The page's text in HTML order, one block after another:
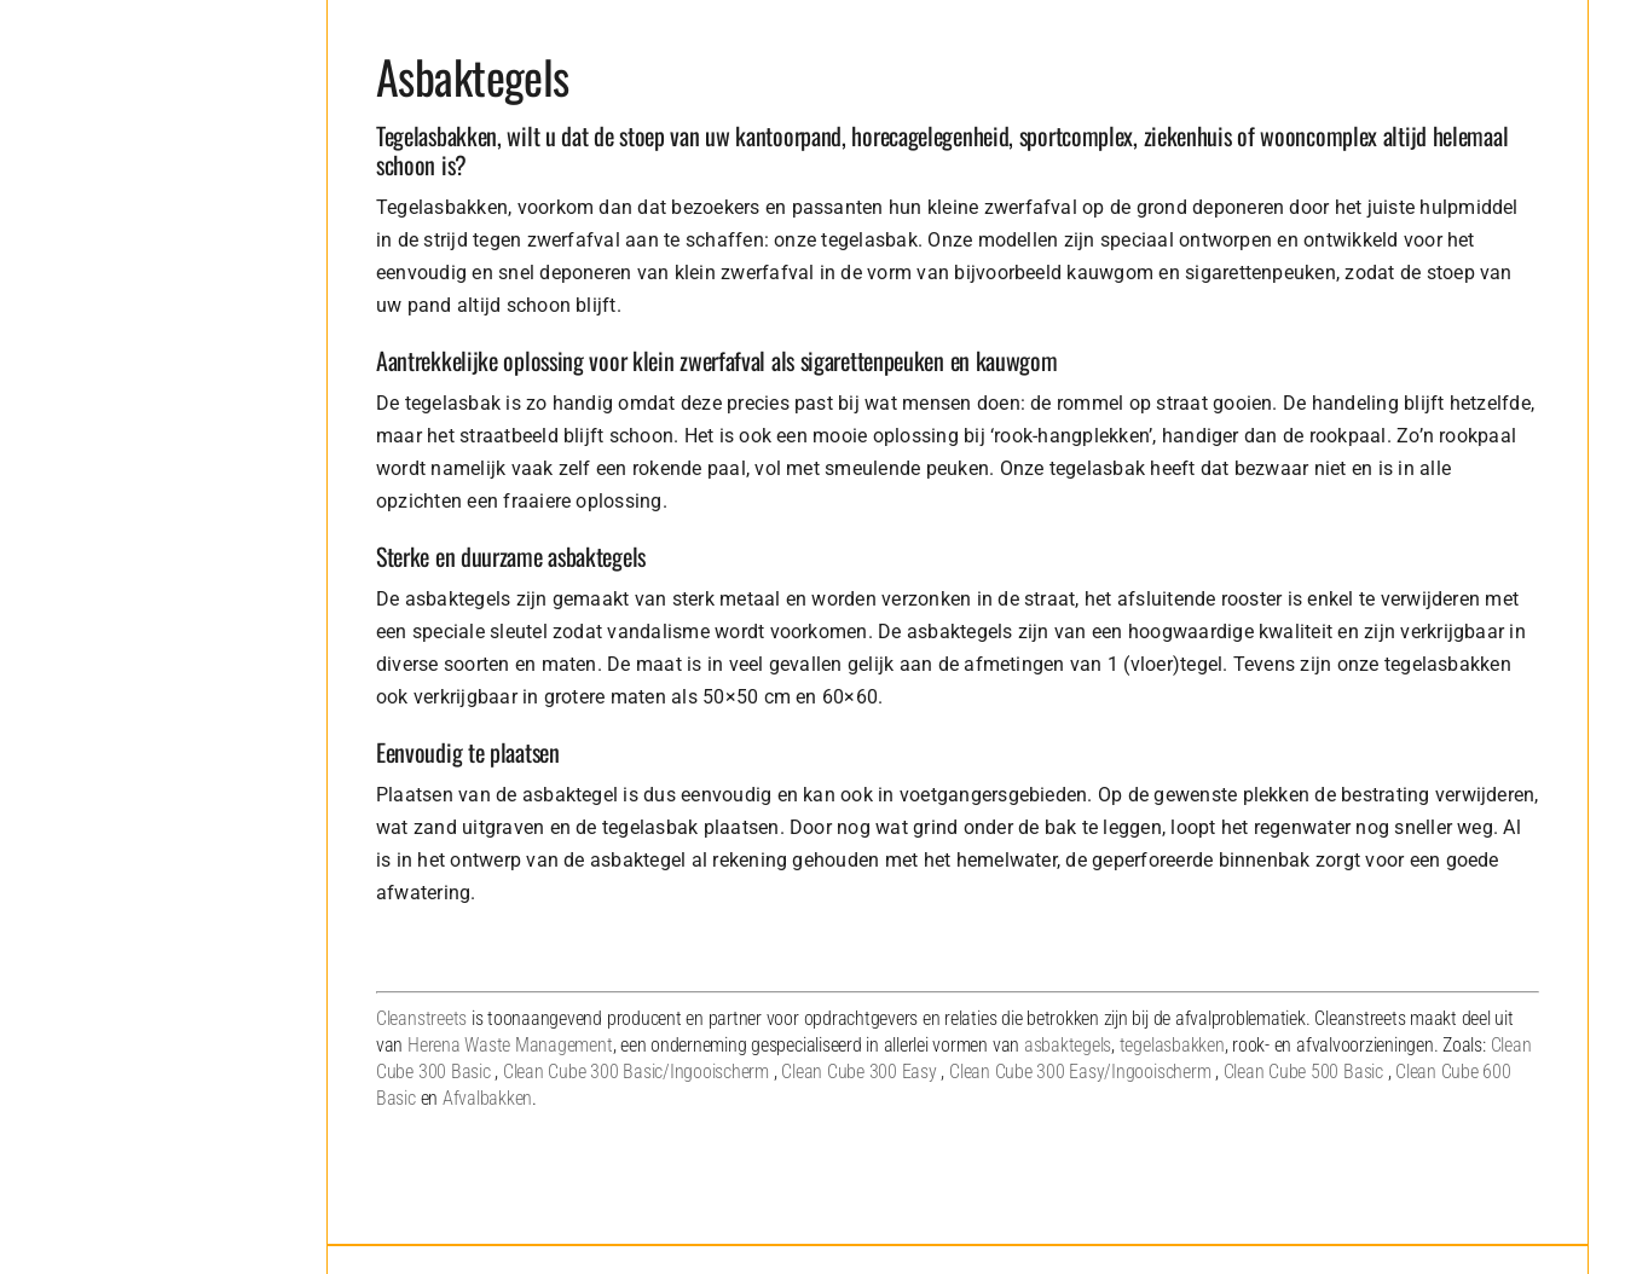
Asbaktegels
Tegelasbakken, wilt u dat de stoep van uw kantoorpand, horecagelegenheid, sportcomplex, ziekenhuis of wooncomplex altijd helemaal
schoon is?
Tegelasbakken, voorkom dan dat bezoekers en passanten hun kleine zwerfafval op de grond deponeren door het juiste hulpmiddel
in de strijd tegen zwerfafval aan te schaffen: onze tegelasbak. Onze modellen zijn speciaal ontworpen en ontwikkeld voor het
eenvoudig en snel deponeren van klein zwerfafval in de vorm van bijvoorbeeld kauwgom en sigarettenpeuken, zodat de stoep van
uw pand altijd schoon blijft.
Aantrekkelijke oplossing voor klein zwerfafval als sigarettenpeuken en kauwgom
De tegelasbak is zo handig omdat deze precies past bij wat mensen doen: de rommel op straat gooien. De handeling blijft hetzelfde,
maar het straatbeeld blijft schoon. Het is ook een mooie oplossing bij ‘rook-hangplekken’, handiger dan de rookpaal. Zo’n rookpaal
wordt namelijk vaak zelf een rokende paal, vol met smeulende peuken. Onze tegelasbak heeft dat bezwaar niet en is in alle
opzichten een fraaiere oplossing.
Sterke en duurzame asbaktegels
De asbaktegels zijn gemaakt van sterk metaal en worden verzonken in de straat, het afsluitende rooster is enkel te verwijderen met
een speciale sleutel zodat vandalisme wordt voorkomen. De asbaktegels zijn van een hoogwaardige kwaliteit en zijn verkrijgbaar in
diverse soorten en maten. De maat is in veel gevallen gelijk aan de afmetingen van 1 (vloer)tegel. Tevens zijn onze tegelasbakken
ook verkrijgbaar in grotere maten als 50×50 cm en 60×60.
Eenvoudig te plaatsen
Plaatsen van de asbaktegel is dus eenvoudig en kan ook in voetgangersgebieden. Op de gewenste plekken de bestrating verwijderen,
wat zand uitgraven en de tegelasbak plaatsen. Door nog wat grind onder de bak te leggen, loopt het regenwater nog sneller weg. Al
is in het ontwerp van de asbaktegel al rekening gehouden met het hemelwater, de geperforeerde binnenbak zorgt voor een goede
afwatering.
Cleanstreets is toonaangevend producent en partner voor opdrachtgevers en relaties die betrokken zijn bij de afvalproblematiek. Cleanstreets maakt deel uit
van Herena Waste Management, een onderneming gespecialiseerd in allerlei vormen van asbaktegels, tegelasbakken, rook- en afvalvoorzieningen. Zoals: Clean
Cube 300 Basic, Clean Cube 300 Basic/Ingooischerm , Clean Cube 300 Easy, Clean Cube 300 Easy/Ingooischerm , Clean Cube 500 Basic, Clean Cube 600
Basicen Afvalbakken.